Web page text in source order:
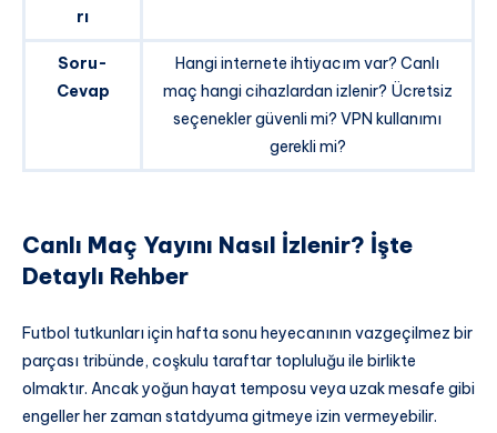
rı
Soru-
Cevap
Hangi internete ihtiyacım var? Canlı
maç hangi cihazlardan izlenir? Ücretsiz
seçenekler güvenli mi? VPN kullanımı
gerekli mi?
Canlı Maç Yayını Nasıl İzlenir? İşte
Detaylı Rehber
Futbol tutkunları için hafta sonu heyecanının vazgeçilmez bir
parçası tribünde, coşkulu taraftar topluluğu ile birlikte
olmaktır. Ancak yoğun hayat temposu veya uzak mesafe gibi
engeller her zaman statdyuma gitmeye izin vermeyebilir.